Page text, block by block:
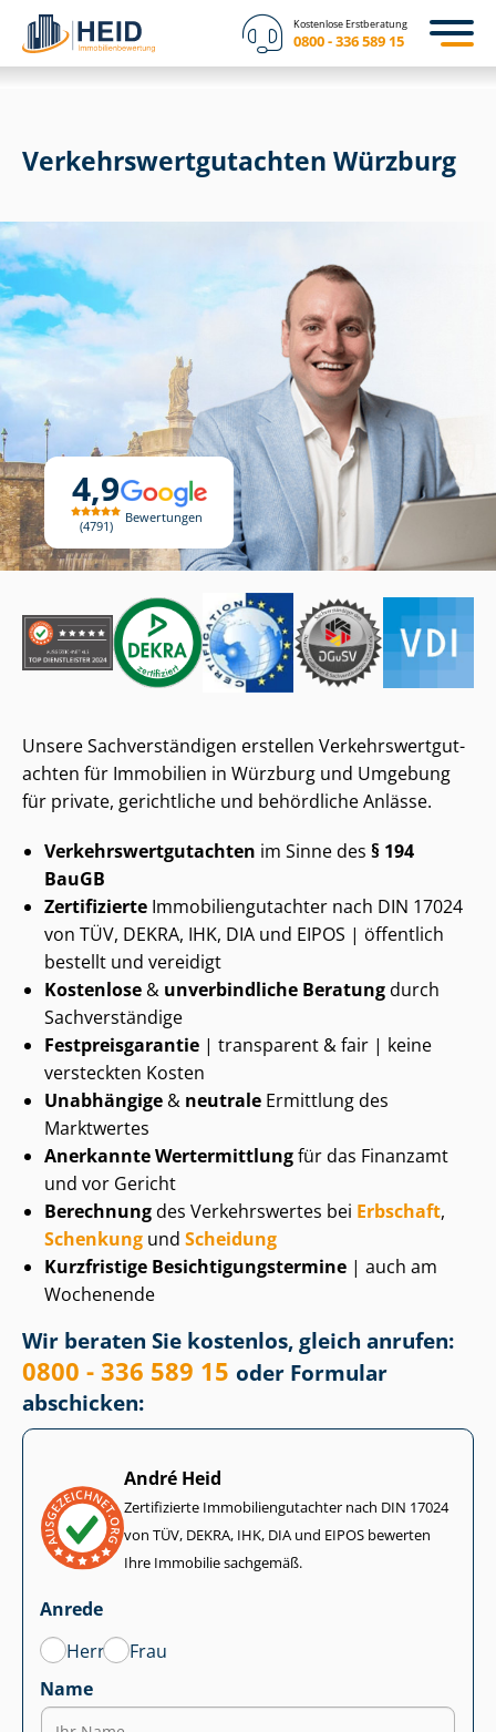
Kostenlose Erstberatung
0800 - 336 589 15
4,9
4791
Bewertungen
Ver­kehrs­wert­gut­ach­ten Würzburg
Unsere Sach­ver­stän­di­gen erstellen Ver­kehrs­wert­gut­
ach­ten für Immobilien in Würzburg und Umgebung
für private, gerichtliche und behördliche Anlässe.
Ver­kehrs­wert­gut­ach­ten im Sinne des § 194
BauGB
Zertifizierte Im­mo­bi­li­en­gut­ach­ter nach DIN 17024
von TÜV, DEKRA, IHK, DIA und EIPOS | öffentlich
bestellt und vereidigt
Kostenlose & unverbindliche Beratungdurch
Sachverständige
Fest­preis­ga­ran­tie | transparent & fair | keine
versteckten Kosten
Unabhängige & neutrale Ermittlung des
Marktwertes
Anerkannte Wertermittlungfür das Finanzamt
und vor Gericht
Berechnungdes Verkehrswertes bei Erbschaft,
Schenkung und Scheidung
Kurzfristige Be­sich­ti­gungs­ter­mi­ne | auch am
Wochenende
Wir beraten Sie kostenlos, gleich anrufen:
0800 - 336 589 15 oder Formular
abschicken:
André Heid
Zertifizierte Im­mo­bi­li­en­gut­ach­ter nach DIN 17024
von TÜV, DEKRA, IHK, DIA und EIPOS bewerten
Ihre Immobilie sachgemäß.
Anrede
Herr
Frau
Name